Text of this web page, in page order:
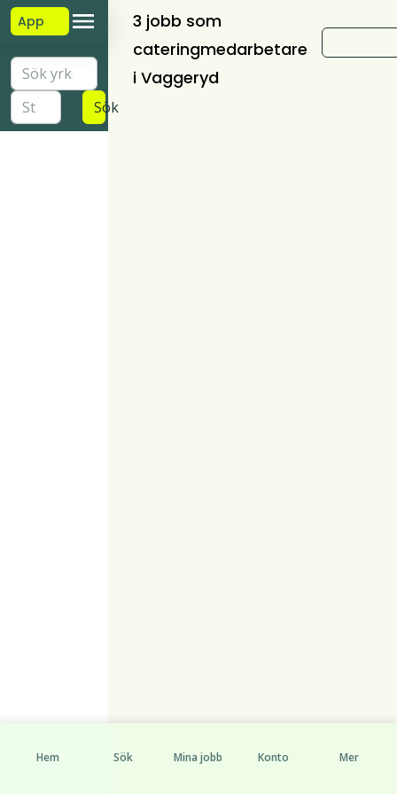
App
Sök
3 jobb som
cateringmedarbetare
i Vaggeryd
Hem Sök Mina jobb Konto Mer